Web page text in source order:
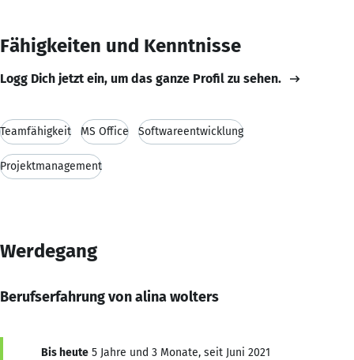
Fähigkeiten und Kenntnisse
Logg Dich jetzt ein, um das ganze Profil zu sehen.
Teamfähigkeit MS Office Softwareentwicklung
Projektmanagement
Werdegang
Berufserfahrung von alina wolters
Bis heute 5 Jahre und 3 Monate, seit Juni 2021